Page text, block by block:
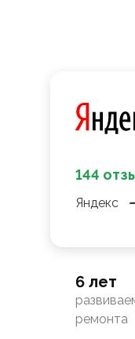
144
Яндекс
6 лет
ремонта